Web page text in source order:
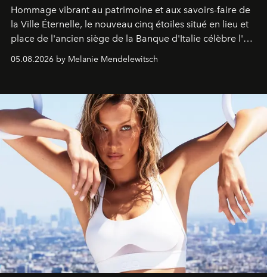
Hommage vibrant au patrimoine et aux savoirs-faire de
la Ville Éternelle, le nouveau cinq étoiles situé en lieu et
place de l'ancien siège de la Banque d'Italie célèbre l'art
05.08.2026 by Melanie Mendelewitsch